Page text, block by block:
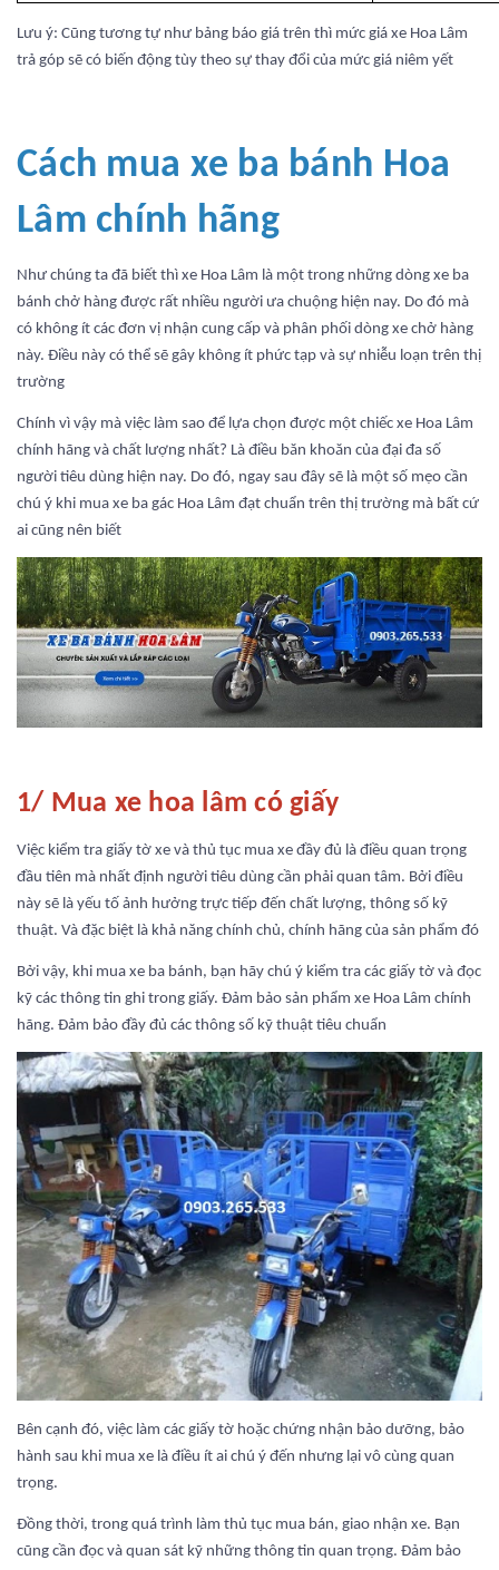
Lưu ý: Cũng tương tự như bảng báo giá trên thì mức giá xe Hoa Lâm
trả góp sẽ có biến động tùy theo sự thay đổi của mức giá niêm yết
Cách mua xe ba bánh Hoa
Lâm chính hãng
Như chúng ta đã biết thì xe Hoa Lâm là một trong những dòng xe ba
bánh chở hàng được rất nhiều người ưa chuộng hiện nay. Do đó mà
có không ít các đơn vị nhận cung cấp và phân phối dòng xe chở hàng
này. Điều này có thể sẽ gây không ít phức tạp và sự nhiễu loạn trên thị
trường
Chính vì vậy mà việc làm sao để lựa chọn được một chiếc xe Hoa Lâm
chính hãng và chất lượng nhất? Là điều băn khoăn của đại đa số
người tiêu dùng hiện nay. Do đó, ngay sau đây sẽ là một số mẹo cần
chú ý khi mua xe ba gác Hoa Lâm đạt chuẩn trên thị trường mà bất cứ
ai cũng nên biết
1/ Mua xe hoa lâm có giấy
Việc kiểm tra giấy tờ xe và thủ tục mua xe đầy đủ là điều quan trọng
đầu tiên mà nhất định người tiêu dùng cần phải quan tâm. Bởi điều
này sẽ là yếu tố ảnh hưởng trực tiếp đến chất lượng, thông số kỹ
thuật. Và đặc biệt là khả năng chính chủ, chính hãng của sản phẩm đó
Bởi vậy, khi mua xe ba bánh, bạn hãy chú ý kiểm tra các giấy tờ và đọc
kỹ các thông tin ghi trong giấy. Đảm bảo sản phẩm xe Hoa Lâm chính
hãng. Đảm bảo đầy đủ các thông số kỹ thuật tiêu chuẩn
Bên cạnh đó, việc làm các giấy tờ hoặc chứng nhận bảo dưỡng, bảo
hành sau khi mua xe là điều ít ai chú ý đến nhưng lại vô cùng quan
trọng.
Đồng thời, trong quá trình làm thủ tục mua bán, giao nhận xe. Bạn
cũng cần đọc và quan sát kỹ những thông tin quan trọng. Đảm bảo